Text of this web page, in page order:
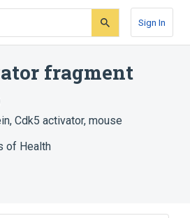
Sign In
fragment
Cdk5 activator, mouse
of Health